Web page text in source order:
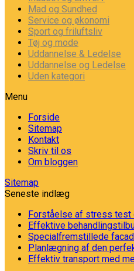
Mad og Sundhed
Service og økonomi
Sport og friluftsliv
Tøj og mode
Uddannelse & Ledelse
Uddannelse og Ledelse
Uden kategori
Menu
Forside
Sitemap
Kontakt
Skriv til os
Om bloggen
Sitemap
Seneste indlæg
Forståelse af stress test
Effektive
Specialfremstillede
Planlægning af den
Effektiv transport med